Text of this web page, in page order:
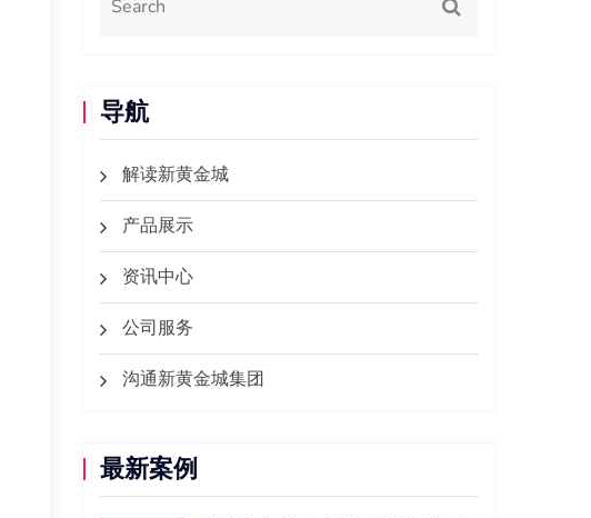
导航
解读新黄金城
产品展示
资讯中心
公司服务
沟通新黄金城集团
最新案例